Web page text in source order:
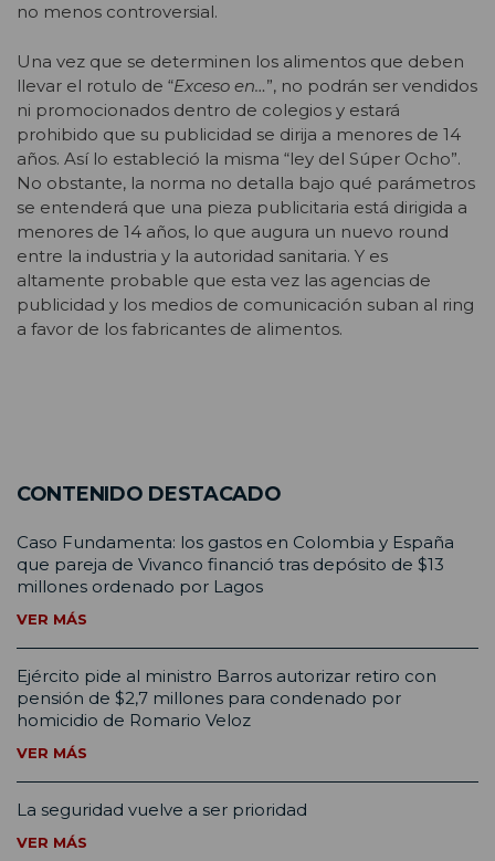
no menos controversial.
Una vez que se determinen los alimentos que deben
llevar el rotulo de “Exceso en…”, no podrán ser vendidos
ni promocionados dentro de colegios y estará
prohibido que su publicidad se dirija a menores de 14
años. Así lo estableció la misma “ley del Súper Ocho”.
No obstante, la norma no detalla bajo qué parámetros
se entenderá que una pieza publicitaria está dirigida a
menores de 14 años, lo que augura un nuevo round
entre la industria y la autoridad sanitaria. Y es
altamente probable que esta vez las agencias de
publicidad y los medios de comunicación suban al ring
a favor de los fabricantes de alimentos.
CONTENIDO DESTACADO
Caso Fundamenta: los gastos en Colombia y España
que pareja de Vivanco financió tras depósito de $13
millones ordenado por Lagos
VER MÁS
Ejército pide al ministro Barros autorizar retiro con
pensión de $2,7 millones para condenado por
homicidio de Romario Veloz
VER MÁS
La seguridad vuelve a ser prioridad
VER MÁS